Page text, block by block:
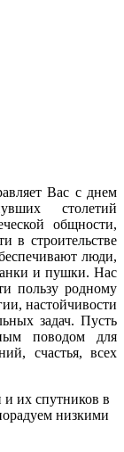
Вас с днем
столетий
общности,
в строительстве
люди,
и пушки. Нас
пользу родному
настойчивости
задач. Пусть
поводом для
счастья, всех
их спутников в
низкими